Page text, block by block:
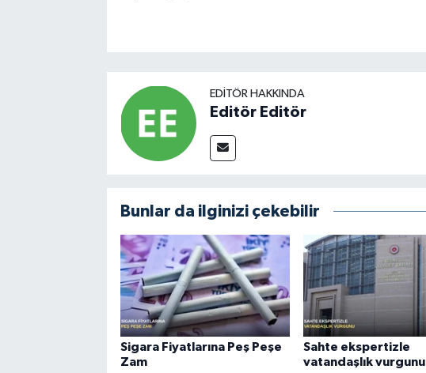
EDITÖR HAKKINDA
Editör Editör
Bunlar da ilginizi çekebilir
Sigara Fiyatlarına Peş Peşe
Zam
Sahte ekspertizle
vatandaşlık vurgunu